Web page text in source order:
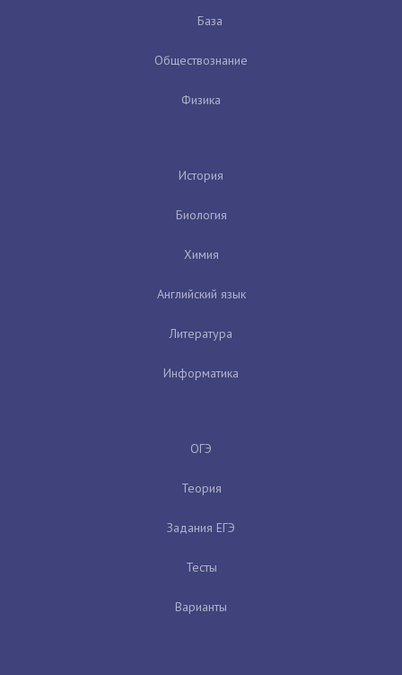
База
Обществознание
Физика
История
Биология
Химия
Английский язык
Литература
Информатика
ОГЭ
Теория
Задания ЕГЭ
Тесты
Варианты